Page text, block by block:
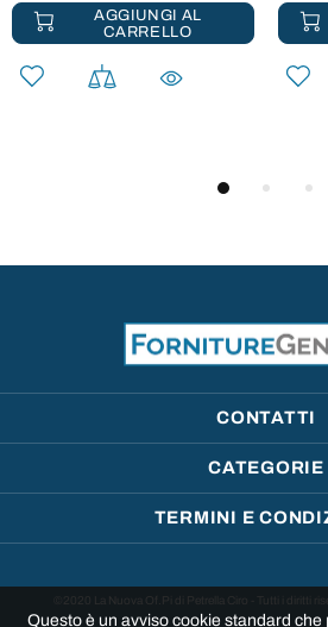
AGGIUNGI AL
CARRELLO
CONTATTI
CATEGORIE
TERMINI E
©2020 La Nuova Of.Pi di Petrella Ciro - Tutti i diritti
Questo è un avviso cookie standard